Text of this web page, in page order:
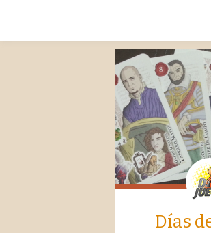
Días